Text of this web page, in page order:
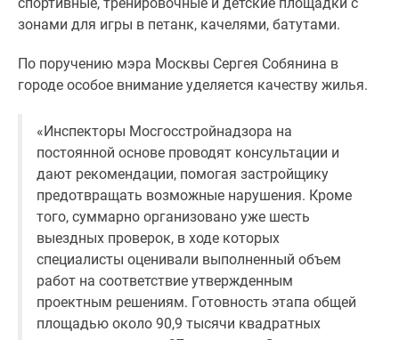
калькулятор
ипотека
Военная
Банки
программы
Медиа
Новости
недвижимости
Мнение
эксперта
Аналитика
рынка
зонами для игры в петанк, качелями, батутами.
По поручению мэра Москвы Сергея Собянина в
городе особое внимание уделяется качеству жилья.
«Инспекторы Мосгосстройнадзора на
постоянной основе проводят консультации и
дают рекомендации, помогая застройщику
предотвращать возможные нарушения. Кроме
того, суммарно организовано уже шесть
выездных проверок, в ходе которых
специалисты оценивали выполненный объем
работ на соответствие утвержденным
проектным решениям. Готовность этапа общей
площадью около 90,9 тысячи квадратных